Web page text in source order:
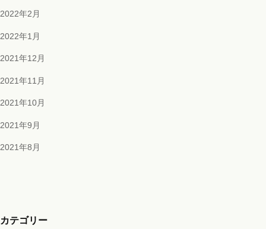
2022年2月
2022年1月
2021年12月
2021年11月
2021年10月
2021年9月
2021年8月
カテゴリー